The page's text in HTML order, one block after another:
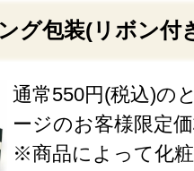
グ包装(リボン付
通常550円(税込)の
ージのお客様限定
※商品によって化